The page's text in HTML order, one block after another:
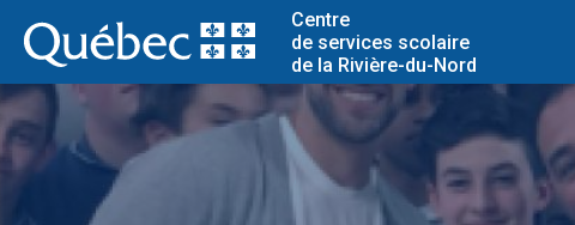
Centre
de services scolaire
de la Rivière-du-Nord